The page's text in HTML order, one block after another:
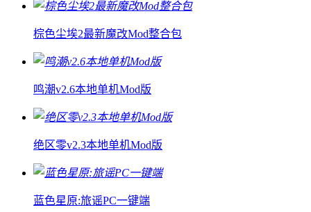
棕色尘埃2最新魔改Mod整合包
鸣潮v2.6本地单机Mod版
绝区零v2.3本地单机Mod版
蓝色星原:旅谣PC一键端